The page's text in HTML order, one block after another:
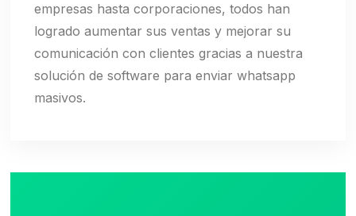
empresas hasta corporaciones, todos han
logrado aumentar sus ventas y mejorar su
comunicación con clientes gracias a nuestra
solución de software para enviar whatsapp
masivos.